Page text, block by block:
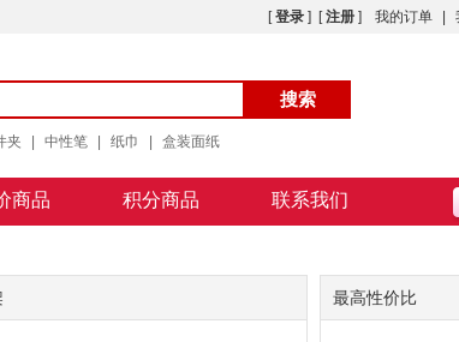
[登录 ] [注册 ] 我的订单
夹 中性笔 纸巾 盒装面纸
商品 积分商品 联系我们
最高性价比